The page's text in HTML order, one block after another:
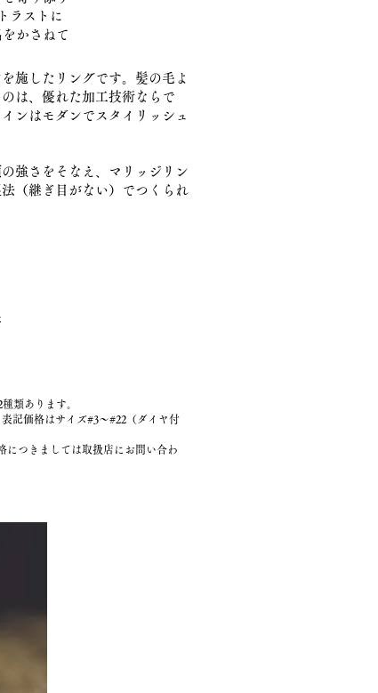
ラストに
かさねて
施したリングです。髪の毛よ
は、優れた加工技術ならで
ンはモダンでスタイリッシュ
強さをそなえ、マリッジリン
（継ぎ目がない）でつくられ
類あります。
記価格はサイズ#3～#22（ダイヤ付
につきましては取扱店にお問い合わ